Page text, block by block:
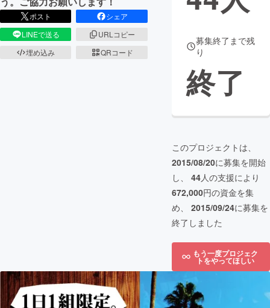
ポスト
シェア
LINEで送る
URLコピー
埋め込み
QRコード
募集終了まで残
り
終了
このプロジェクトは、
2015/08/20に募集を開始
し、 44人の支援により
672,000円の資金を集
め、 2015/09/24に募集を
終了しました
もう一度プロジェク
トをやってほしい